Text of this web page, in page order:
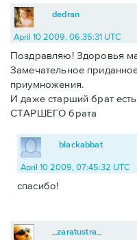
dedran
April 10 2009, 06:35:31 UTC
Поздравляю! Здоровья
Замечательное
приумножения.
И даже старший брат
СТАРШЕГО брата
blackabbat
April 10 2009, 07:45:32 UTC
спасибо!
_zaratustra_